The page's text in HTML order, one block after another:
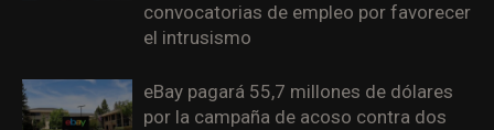
convocatorias de empleo por favorecer
el intrusismo
eBay pagará 55,7 millones de dólares
por la campaña de acoso contra dos